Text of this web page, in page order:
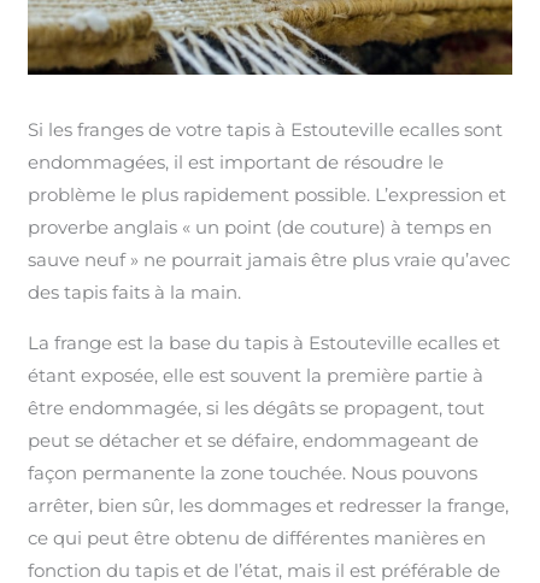
Si les franges de votre tapis à Estouteville ecalles sont
endommagées, il est important de résoudre le
problème le plus rapidement possible. L’expression et
proverbe anglais « un point (de couture) à temps en
sauve neuf » ne pourrait jamais être plus vraie qu’avec
des tapis faits à la main.
La frange est la base du tapis à Estouteville ecalles et
étant exposée, elle est souvent la première partie à
être endommagée, si les dégâts se propagent, tout
peut se détacher et se défaire, endommageant de
façon permanente la zone touchée. Nous pouvons
arrêter, bien sûr, les dommages et redresser la frange,
ce qui peut être obtenu de différentes manières en
fonction du tapis et de l’état, mais il est préférable de